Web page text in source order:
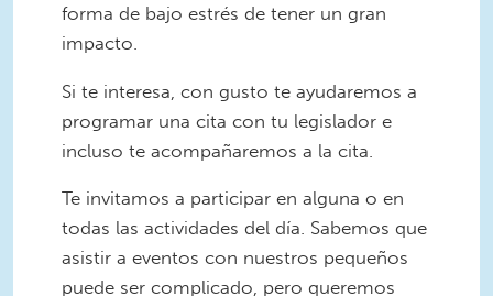
forma de bajo estrés de tener un gran
impacto.
Si te interesa, con gusto te ayudaremos a
programar una cita con tu legislador e
incluso te acompañaremos a la cita.
Te invitamos a participar en alguna o en
todas las actividades del día. Sabemos que
asistir a eventos con nuestros pequeños
puede ser complicado, pero queremos